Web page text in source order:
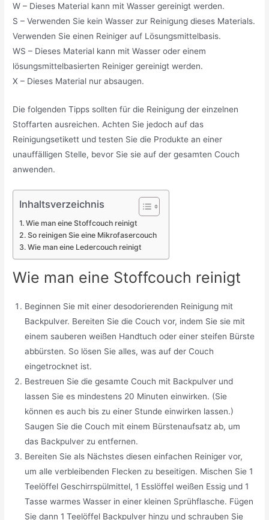
W – Dieses Material kann mit Wasser gereinigt werden.
S – Verwenden Sie kein Wasser zur Reinigung dieses Materials.
Verwenden Sie einen Reiniger auf Lösungsmittelbasis.
WS – Dieses Material kann mit Wasser oder einem
lösungsmittelbasierten Reiniger gereinigt werden.
X – Dieses Material nur absaugen.
Die folgenden Tipps sollten für die Reinigung der einzelnen
Stoffarten ausreichen. Achten Sie jedoch auf das
Reinigungsetikett und testen Sie die Produkte an einer
unauffälligen Stelle, bevor Sie sie auf der gesamten Couch
anwenden.
Inhaltsverzeichnis
Wie man eine Stoffcouch reinigt
So reinigen Sie eine Mikrofasercouch
Wie man eine Ledercouch reinigt
Wie man eine Stoffcouch reinigt
Beginnen Sie mit einer desodorierenden Reinigung mit
Backpulver. Bereiten Sie die Couch vor, indem Sie sie mit
einem sauberen weißen Handtuch oder einer steifen Bürste
abbürsten. So lösen Sie alles, was auf der Couch
eingetrocknet ist.
Bestreuen Sie die gesamte Couch mit Backpulver und
lassen Sie es mindestens 20 Minuten einwirken. (Sie
können es auch bis zu einer Stunde einwirken lassen.)
Saugen Sie die Couch mit einem Bürstenaufsatz ab, um
das Backpulver zu entfernen.
Bereiten Sie als Nächstes diesen einfachen Reiniger vor,
um alle verbleibenden Flecken zu beseitigen. Mischen Sie 1
Teelöffel Geschirrspülmittel, 1 Esslöffel weißen Essig und 1
Tasse warmes Wasser in einer kleinen Sprühflasche. Fügen
Sie dann 1 Teelöffel Backpulver hinzu und schrauben Sie